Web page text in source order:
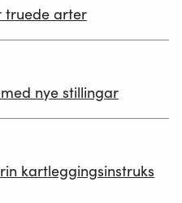
truede arter
nye stillingar
kartleggingsinstruks